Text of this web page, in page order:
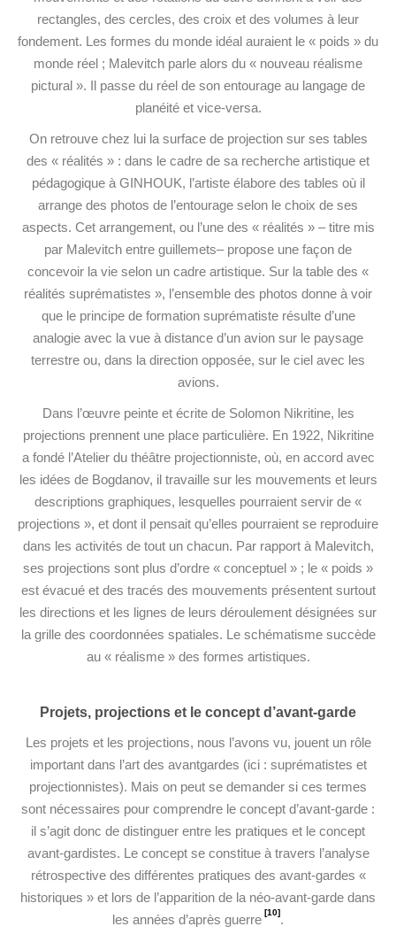
rectangles, des cercles, des croix et des volumes à leur
fondement. Les formes du monde idéal auraient le « poids » du
monde réel ; Malevitch parle alors du « nouveau réalisme
pictural ». Il passe du réel de son entourage au langage de
planéité et vice-versa.
On retrouve chez lui la surface de projection sur ses tables
des « réalités » : dans le cadre de sa recherche artistique et
pédagogique à GINHOUK, l’artiste élabore des tables où il
arrange des photos de l’entourage selon le choix de ses
aspects. Cet arrangement, ou l’une des « réalités » – titre mis
par Malevitch entre guillemets– propose une façon de
concevoir la vie selon un cadre artistique. Sur la table des «
réalités suprématistes », l’ensemble des photos donne à voir
que le principe de formation suprématiste résulte d’une
analogie avec la vue à distance d’un avion sur le paysage
terrestre ou, dans la direction opposée, sur le ciel avec les
avions.
Dans l’œuvre peinte et écrite de Solomon Nikritine, les
projections prennent une place particulière. En 1922, Nikritine
a fondé l’Atelier du théâtre projectionniste, où, en accord avec
les idées de Bogdanov, il travaille sur les mouvements et leurs
descriptions graphiques, lesquelles pourraient servir de «
projections », et dont il pensait qu’elles pourraient se reproduire
dans les activités de tout un chacun. Par rapport à Malevitch,
ses projections sont plus d’ordre « conceptuel » ; le « poids »
est évacué et des tracés des mouvements présentent surtout
les directions et les lignes de leurs déroulement désignées sur
la grille des coordonnées spatiales. Le schématisme succède
au « réalisme » des formes artistiques.
Projets, projections et le concept d’avant-garde
Les projets et les projections, nous l’avons vu, jouent un rôle
important dans l’art des avantgardes (ici : suprématistes et
projectionnistes). Mais on peut se demander si ces termes
sont nécessaires pour comprendre le concept d’avant-garde :
il s’agit donc de distinguer entre les pratiques et le concept
avant-gardistes. Le concept se constitue à travers l’analyse
rétrospective des différentes pratiques des avant-gardes «
historiques » et lors de l’apparition de la néo-avant-garde dans
les années d’après guerre [10].